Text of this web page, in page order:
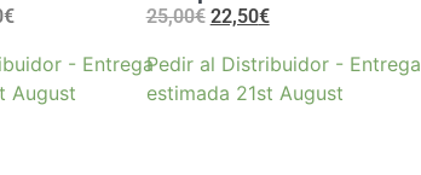
€
- Entrega
August
25,00€ 22,50€
Pedir al Distribuidor - Entrega
estimada 21st August